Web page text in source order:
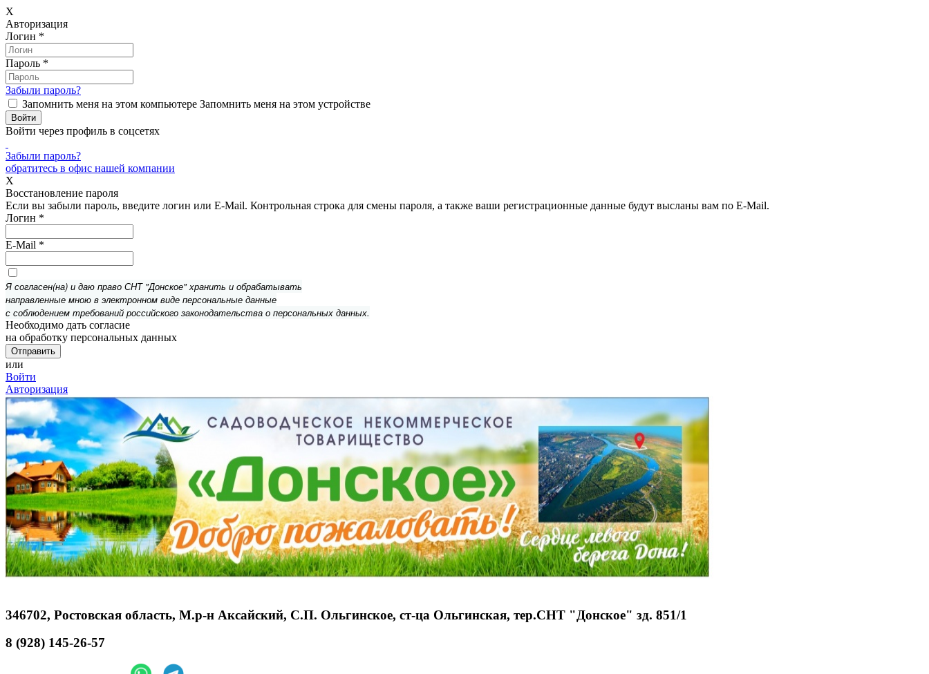
X
Авторизация
Логин *
Пароль *
Забыли пароль?
Запомнить меня на этом компьютере Запомнить меня на этом устройстве
Войти через профиль в соцсетях
Забыли пароль?
обратитесь в офис нашей компании
X
Восстановление пароля
Если вы забыли пароль, введите логин или E-Mail. Контрольная строка для смены пароля, а также ваши регистрационные данные будут высланы вам по E-Mail.
Логин *
E-Mail *
Я согласен(на) и даю право СНТ "Донское" хранить и обрабатывать
направленные мною в электронном виде персональные данные
с соблюдением требований российского законодательства о персональных данных.
Необходимо дать согласие
на обработку персональных данных
или
Войти
Авторизация
346702, Ростовская область, М.р-н Аксайский, С.П. Ольгинское, ст-ца Ольгинская, тер.СНТ "Донское" зд. 851/1
8 (928) 145-26-57